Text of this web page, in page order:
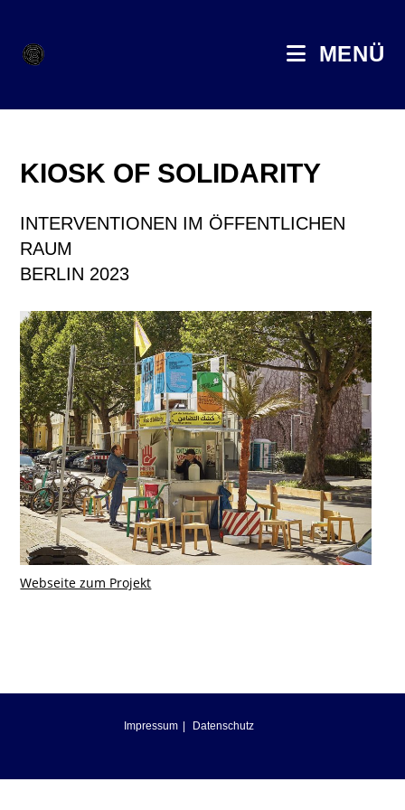
MENÜ
KIOSK OF SOLIDARITY
INTERVENTIONEN IM ÖFFENTLICHEN
RAUM
BERLIN 2023
Webseite zum Projekt
Impressum Datenschutz